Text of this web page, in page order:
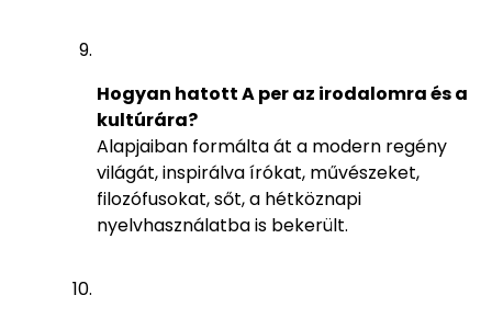
Hogyan hatott A per az irodalomra és a
kultúrára?
Alapjaiban formálta át a modern regény
világát, inspirálva írókat, művészeket,
filozófusokat, sőt, a hétköznapi
nyelvhasználatba is bekerült.